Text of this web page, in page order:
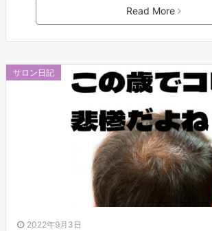
Read More
サロン日記
2022年9月3日